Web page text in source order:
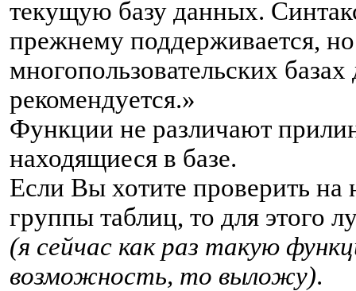
текущую базу данных.
прежнему поддерживается,
многопользовательских
рекомендуется.»
Функции не различают
находящиеся в базе.
Если Вы хотите проверить
группы таблиц, то для этого
(я сейчас как раз такую
возможность, то выложу).